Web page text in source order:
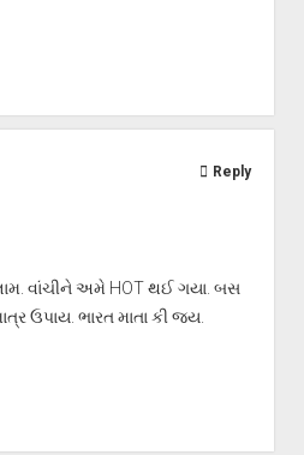
વાંચીને અમે HOT થઈ ગયા. બસ
ઉપાય. ભારત માતા કી જય.
Reply